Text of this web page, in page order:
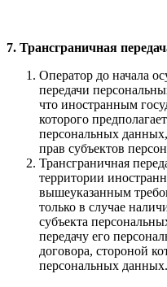
7. Трансграничная
Оператор до начала
передачи
что иностранным
которого
персональных
прав субъектов
Трансграничная
территории
вышеуказанным
только в случае
субъекта
передачу его
договора, стороной
персональных данных.